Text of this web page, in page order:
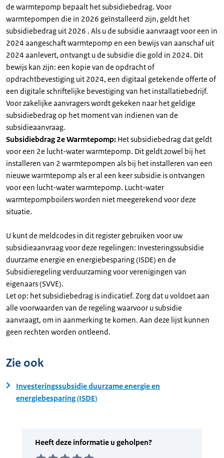
de warmtepomp bepaalt het subsidiebedrag. Voor
warmtepompen die in 2026 geïnstalleerd zijn, geldt het
subsidiebedrag uit 2026 . Als u de subsidie aanvraagt voor een in
2024 aangeschaft warmtepomp en een bewijs van aanschaf uit
2024 aanlevert, ontvangt u de subsidie die gold in 2024. Dit
bewijs kan zijn: een kopie van de opdracht of
opdrachtbevestiging uit 2024, een digitaal getekende offerte of
een digitale schriftelijke bevestiging van het installatiebedrijf.
Voor zakelijke aanvragers wordt gekeken naar het geldige
subsidiebedrag op het moment van indienen van de
subsidieaanvraag.
Subsidiebdrag 2e Warmtepomp: Het subsidiebedrag dat geldt
voor een 2e lucht-water warmtepomp. Dit geldt zowel bij het
installeren van 2 warmtepompen als bij het installeren van een
nieuwe warmtepomp als er al een keer subsidie is ontvangen
voor een lucht-water warmtepomp. Lucht-water
warmtepompboilers worden niet meegerekend voor deze
situatie.
U kunt de meldcodes in dit register gebruiken voor uw
subsidieaanvraag voor deze regelingen: Investeringssubsidie
duurzame energie en energiebesparing (ISDE) en de
Subsidieregeling verduurzaming voor verenigingen van
eigenaars (SVVE).
Let op: het subsidiebedrag is indicatief. Zorg dat u voldoet aan
alle voorwaarden van de regeling waarvoor u subsidie
aanvraagt, om in aanmerking te komen. Aan deze lijst kunnen
geen rechten worden ontleend.
Zie ook
Investeringssubsidie duurzame energie en
energiebesparing (ISDE)